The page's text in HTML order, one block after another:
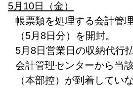
5月10日（金）
帳票類を処理する会計管
（5月8日分）を開封。
5月8日営業日の収納代行
会計管理センターから当
（本部控）が到着してい